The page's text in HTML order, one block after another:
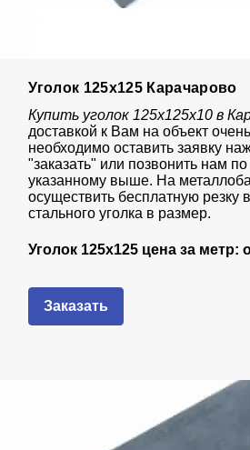
Уголок 125х125 Карачарово
Купить уголок 125х125х10 в
доставкой к Вам на объект
необходимо оставить заявку
"заказать" или позвонить нам
указанному выше. На
осуществить бесплатную резку
стального уголка в размер.
Уголок 125х125 цена за метр:
Заказать